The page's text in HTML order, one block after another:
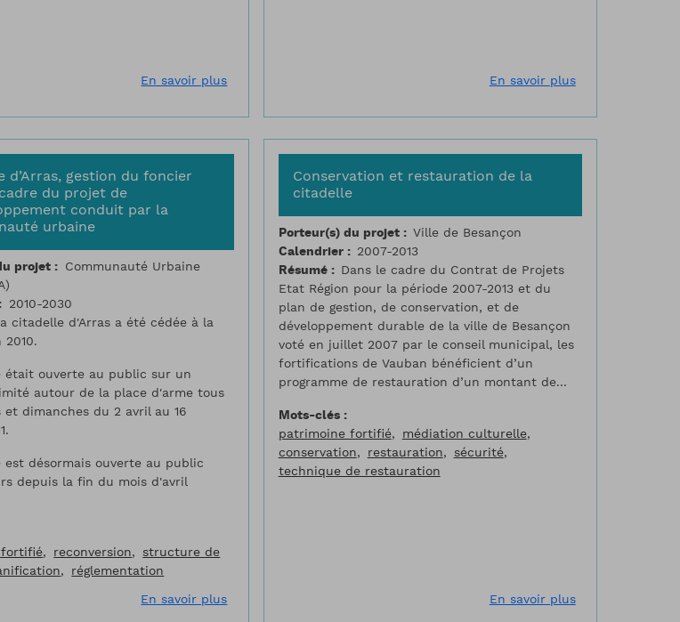
de bénévoles internationaux, place forte de Mont-Louis
En savoir plussur Chantier de restauration des brèches, Longwy
En savoir plussur Chantiers
d’insertion
d’Arras, gestion du foncier
du projet de
conduit par la
urbaine
projet
Communauté Urbaine
2010-2030
citadelle d'Arras a été cédée à la
2010.
était ouverte au public sur un
autour de la place d'arme tous
et dimanches du 2 avril au 16
est désormais ouverte au public
depuis la fin du mois d'avril
fortifié
reconversion
structure de
réglementation
En savoir plussur Citadelle d’Arras, gestion du foncier dans le cadre du projet de
Conservation et restauration de la
citadelle
Porteur(s) du projet
Ville de Besançon
Calendrier
2007-2013
Résumé
Dans le cadre du Contrat de Projets
Etat Région pour la période 2007-2013 et du
plan de gestion, de conservation, et de
développement durable de la ville de Besançon
voté en juillet 2007 par le conseil municipal, les
fortifications de Vauban bénéficient d’un
programme de restauration d’un montant de...
Mots-clés
patrimoine fortifié
médiation culturelle
conservation
restauration
sécurité
technique de restauration
En savoir plussur